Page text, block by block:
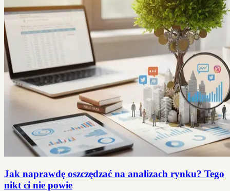
Jak naprawdę oszczędzać na analizach rynku? Tego
nikt ci nie powie